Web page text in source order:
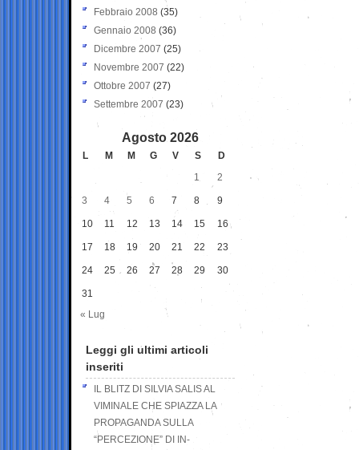
Febbraio 2008 (35)
Gennaio 2008 (36)
Dicembre 2007 (25)
Novembre 2007 (22)
Ottobre 2007 (27)
Settembre 2007 (23)
Agosto 2026
L M M G V S
D
1
2
3 4 5 6 7 8 9
10 11 12 13 14 15 16
17 18 19 20 21 22 23
24 25 26 27 28 29 30
31
« Lug
Leggi gli ultimi articoli
inseriti
IL BLITZ DI SILVIA SALIS AL
VIMINALE CHE SPIAZZA LA
PROPAGANDA SULLA
“PERCEZIONE” DI IN-